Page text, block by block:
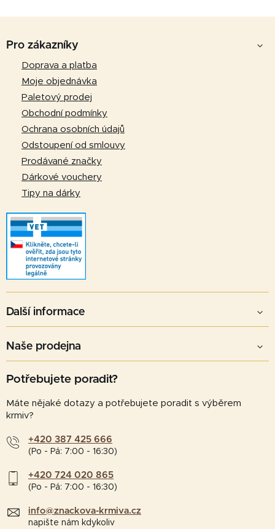
Pro zákazníky
Doprava a platba
Moje objednávka
Paletový prodej
Obchodní podmínky
Ochrana osobních údajů
Odstoupení od smlouvy
Prodávané značky
Dárkové vouchery
Tipy na dárky
Další informace
Naše prodejna
Potřebujete poradit?
Máte nějaké dotazy a potřebujete poradit s výběrem
krmiv?
+420 387 425 666
(Po - Pá: 7:00 - 16:30)
+420 724 020 865
(Po - Pá: 7:00 - 16:30)
info@znackova-krmiva.cz
napište nám kdykoliv